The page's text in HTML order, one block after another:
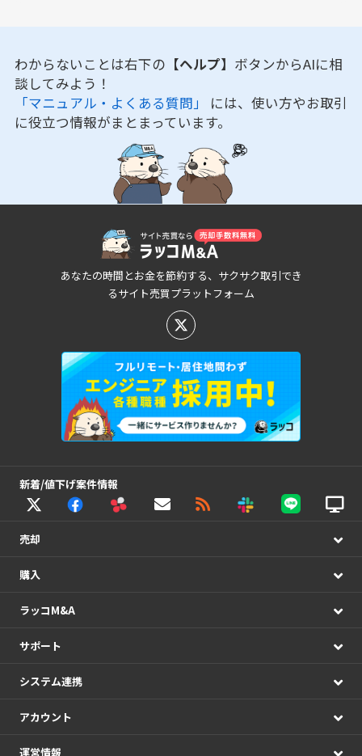
わからないことは右下の 【ヘルプ】 ボタンからAIに相
談してみよう！
「マニュアル・よくある質問」 には、使い方やお取引
に役立つ情報がまとまっています。
あなたの時間とお金を節約する、サクサク取引でき
るサイト売買プラットフォーム
新着/値下げ案件情報
売却
購入
ラッコM&A
サポート
システム連携
アカウント
運営情報